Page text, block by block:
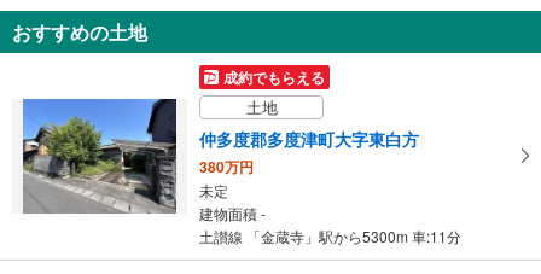
知
を
け
取
る
・
おすすめの土地
成約でもらえる
土地
仲多度郡多度津町大字東白方
380万円
未定
建物面積 -
土讃線 「金蔵寺」駅から5300m 車:11分